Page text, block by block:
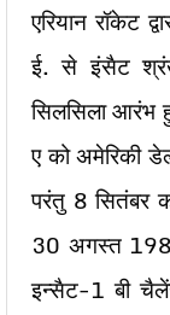
एरियान रॉकेट
ई. से इंसैट
सिलसिला
ए को अमेरिकी
परंतु 8 सितंबर
30 अगस्त
इन्सैट-1 बी